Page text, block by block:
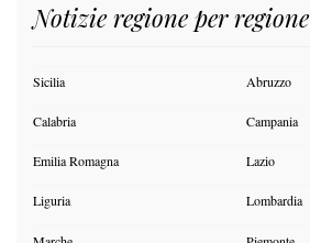
Notizie regione per regione
Sicilia Abruzzo
Calabria Campania
Emilia Romagna Lazio
Liguria Lombardia